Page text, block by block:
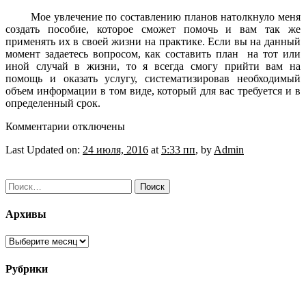
Мое увлечение по составлению планов натолкнуло меня
создать пособие, которое сможет помочь и вам так же
применять их в своей жизни на практике. Если вы на данный
момент задаетесь вопросом, как составить план на тот или
иной случай в жизни, то я всегда смогу прийти вам на
помощь и оказать услугу, систематизировав необходимый
объем информации в том виде, который для вас требуется и в
определенный срок.
Комментарии к
Как
отключены
Last Updated on: 24 июля, 2016 at 5:33 пп, by Admin
Найти:
Архивы
Архивы
Рубрики